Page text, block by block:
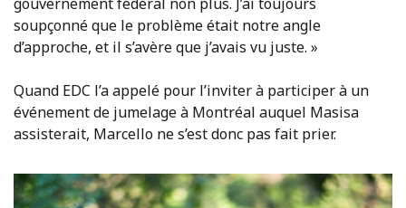
soupçonné que le problème était notre angle
d’approche, et il s’avère que j’avais vu juste. »
Quand EDC l’a appelé pour l’inviter à participer à un
événement de jumelage à Montréal auquel Masisa
assisterait, Marcello ne s’est donc pas fait prier.